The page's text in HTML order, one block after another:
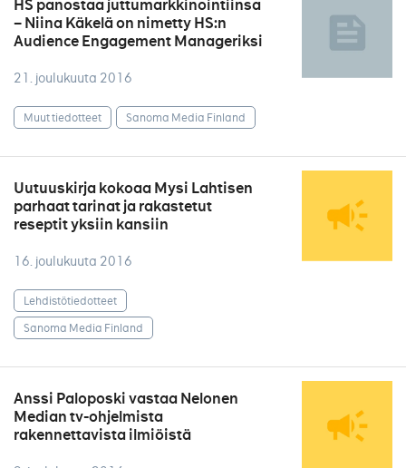
HS panostaa juttumarkkinointiinsa
– Niina Käkelä on nimetty HS:n
Audience Engagement Manageriksi
21. joulukuuta 2016
Muut tiedotteet Sanoma Media Finland
Uutuuskirja kokoaa Mysi Lahtisen
parhaat tarinat ja rakastetut
reseptit yksiin kansiin
16. joulukuuta 2016
Lehdistötiedotteet
Sanoma Media Finland
Anssi Paloposki vastaa Nelonen
Median tv-ohjelmista
rakennettavista ilmiöistä